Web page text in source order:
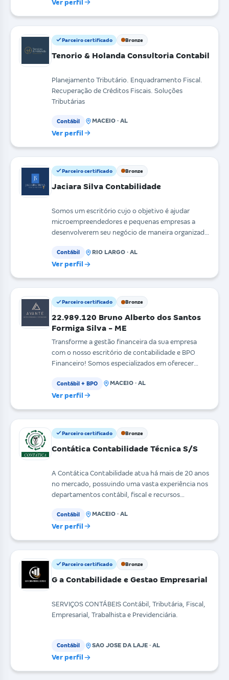
Ver perfil
Parceiro certificado Bronze
Tenorio & Holanda Consultoria Contabil
Planejamento Tributário. Enquadramento Fiscal.
Recuperação de Créditos Fiscais. Soluções
Tributárias
Contábil MACEIO · AL
Ver perfil
Parceiro certificado Bronze
Jaciara Silva Contabilidade
Somos um escritório cujo o objetivo é ajudar
microempreendedores e pequenas empresas a
desenvolverem seu negócio de maneira organizada
Contábil RIO LARGO · AL
Ver perfil
Parceiro certificado Bronze
22.989.120 Bruno Alberto dos Santos
Formiga Silva - ME
Transforme a gestão financeira da sua empresa
com o nosso escritório de contabilidade e BPO
Financeiro! Somos especializados em oferecer
Contábil + BPO MACEIO · AL
Ver perfil
Parceiro certificado Bronze
Contática Contabilidade Técnica S/S
A Contática Contabilidade atua há mais de 20 anos
no mercado, possuindo uma vasta experiência nos
departamentos contábil, fiscal e recursos
Contábil MACEIO · AL
Ver perfil
Parceiro certificado Bronze
G a Contabilidade e Gestao Empresarial
SERVIÇOS CONTÁBEIS Contábil, Tributária, Fiscal,
Empresarial, Trabalhista e Previdenciária.
Contábil SAO JOSE DA LAJE · AL
Ver perfil